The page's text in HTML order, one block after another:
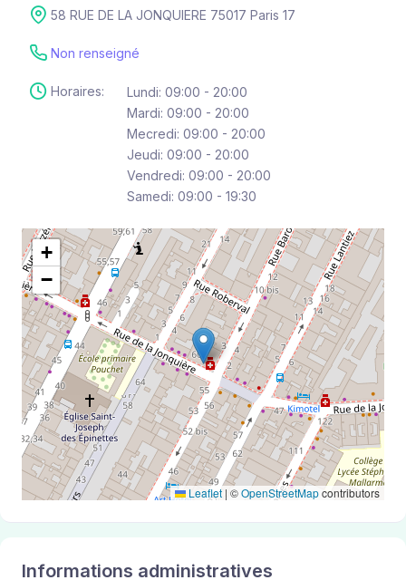
58 RUE DE LA JONQUIERE 75017 Paris 17
Non renseigné
Horaires:
Lundi: 09:00 - 20:00
Mardi: 09:00 - 20:00
Mecredi: 09:00 - 20:00
Jeudi: 09:00 - 20:00
Vendredi: 09:00 - 20:00
Samedi: 09:00 - 19:30
+
−
Leaflet | ©OpenStreetMapcontributors
Informations administratives